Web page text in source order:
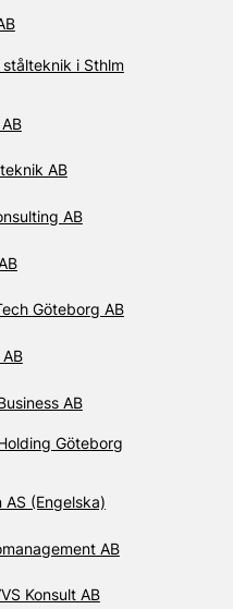
i Sthlm
AB
AB
Göteborg AB
AB
Göteborg
(Engelska)
AB
Konsult AB